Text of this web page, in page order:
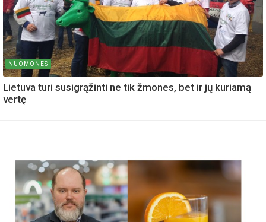
NUOMONES
Lietuva turi susigrąžinti ne tik žmones, bet ir jų kuriamą
vertę